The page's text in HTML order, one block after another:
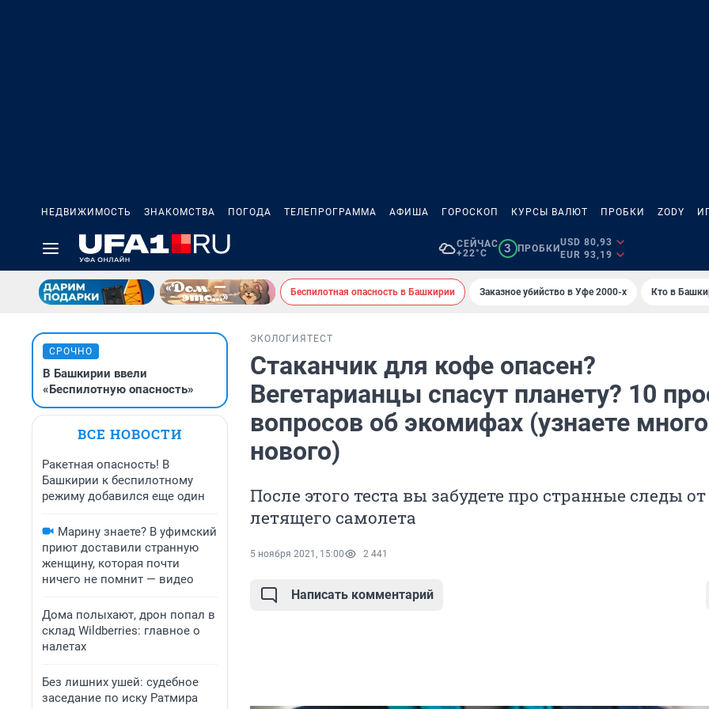
НЕДВИЖИМОСТЬ ЗНАКОМСТВА ПОГОДА ТЕЛЕПРОГРАММА АФИША ГОРОСКОП КУРСЫ ВАЛЮТ ПРОБКИ ZODY
СЕЙЧАС
+22°C
3 ПРОБКИ
USD 80,93
EUR 93,19
Беспилотная опасность в Башкирии Заказное убийство в Уфе 2000-х Кто в
СРОЧНО
В Башкирии ввели
«Беспилотную опасность»
ВСЕ НОВОСТИ
Ракетная опасность! В
Башкирии к беспилотному
режиму добавился еще один
Марину знаете? В уфимский
приют доставили странную
женщину, которая почти
ничего не помнит — видео
Дома полыхают, дрон попал в
склад Wildberries: главное о
налетах
Без лишних ушей: судебное
заседание по иску Ратмира
ЭКОЛОГИЯ ТЕСТ
Стаканчик для кофе опасен?
Вегетарианцы спасут планету? 10
вопросов об экомифах (узнаете много
нового)
После этого теста вы забудете про странные следы от
летящего самолета
5 ноября 2021, 15:00 2 441
Написать комментарий